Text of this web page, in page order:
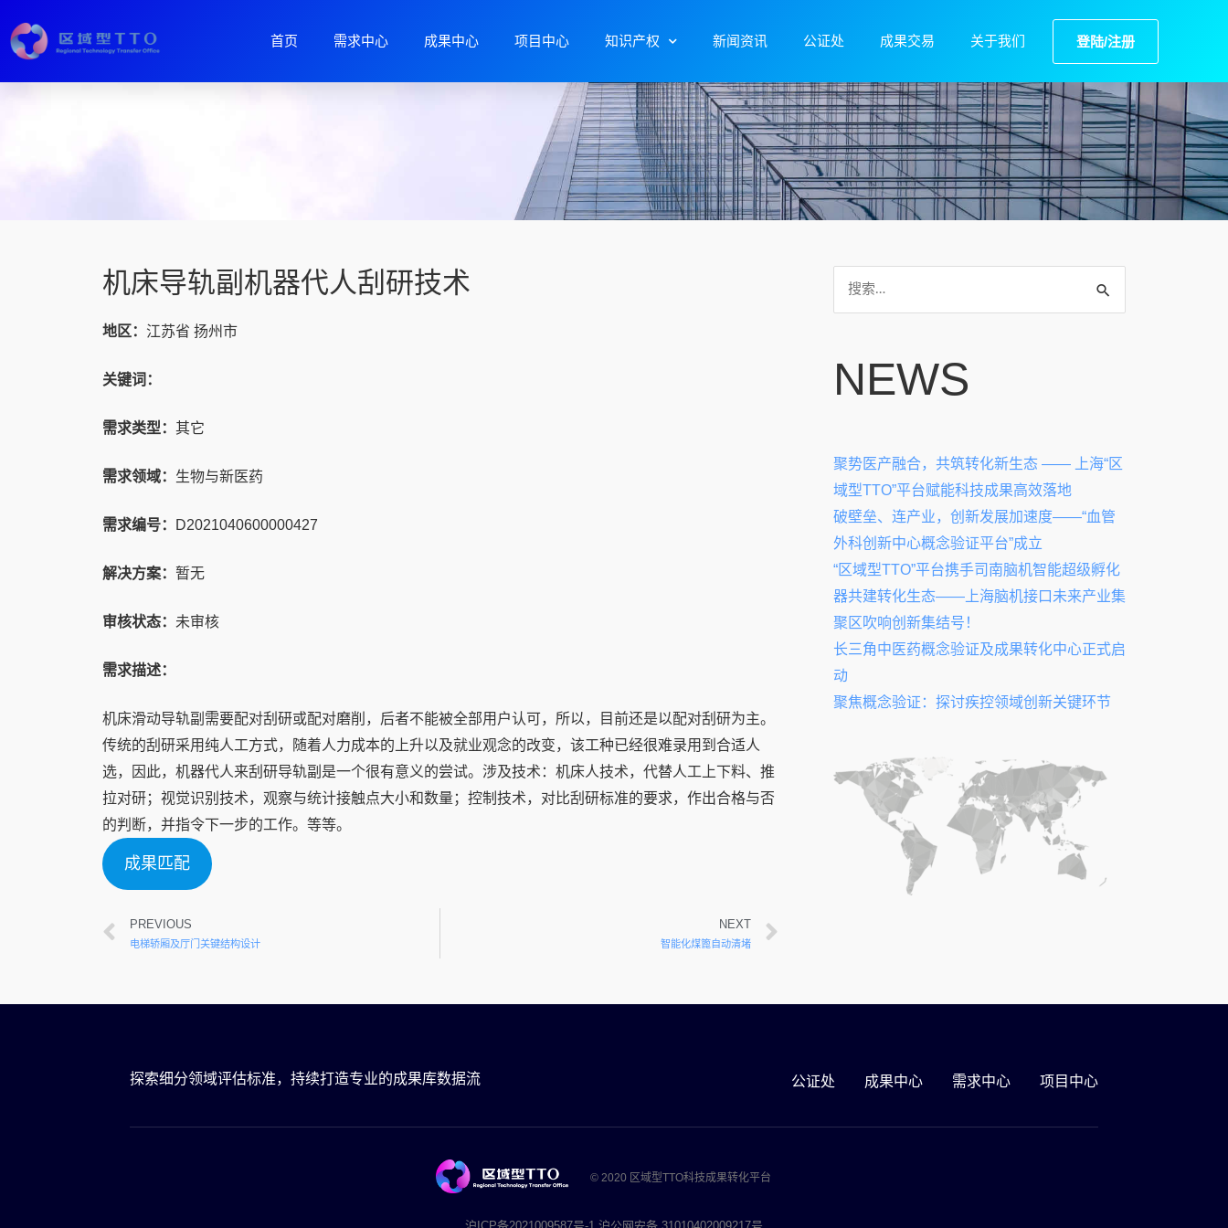
首页 需求中心 成果中心 项目中心 知识产权 新闻资讯 公证处 成果交易 关于我们 登陆/注册
机床导轨副机器代人刮研技术
地区： 江苏省 扬州市
关键词：
需求类型： 其它
需求领域： 生物与新医药
需求编号： D2021040600000427
解决方案： 暂无
审核状态： 未审核
需求描述：
机床滑动导轨副需要配对刮研或配对磨削，后者不能被全部用户认可，所以，目前还是以配对刮研为主。
传统的刮研采用纯人工方式，随着人力成本的上升以及就业观念的改变，该工种已经很难录用到合适人
选，因此，机器代人来刮研导轨副是一个很有意义的尝试。涉及技术：机床人技术，代替人工上下料、推
拉对研；视觉识别技术，观察与统计接触点大小和数量；控制技术，对比刮研标准的要求，作出合格与否
的判断，并指令下一步的工作。等等。
成果匹配
PREVIOUS
电梯轿厢及厅门关键结构设计
NEXT
智能化煤篦自动清堵
NEWS
聚势医产融合，共筑转化新生态 —— 上海“区
域型TTO”平台赋能科技成果高效落地
破壁垒、连产业，创新发展加速度——“血管
外科创新中心概念验证平台”成立
“区域型TTO”平台携手司南脑机智能超级孵化
器共建转化生态——上海脑机接口未来产业集
聚区吹响创新集结号！
长三角中医药概念验证及成果转化中心正式启
动
聚焦概念验证：探讨疾控领域创新关键环节
探索细分领域评估标准，持续打造专业的成果库数据流 公证处 成果中心 需求中心 项目中心
© 2020 区域型TTO科技成果转化平台